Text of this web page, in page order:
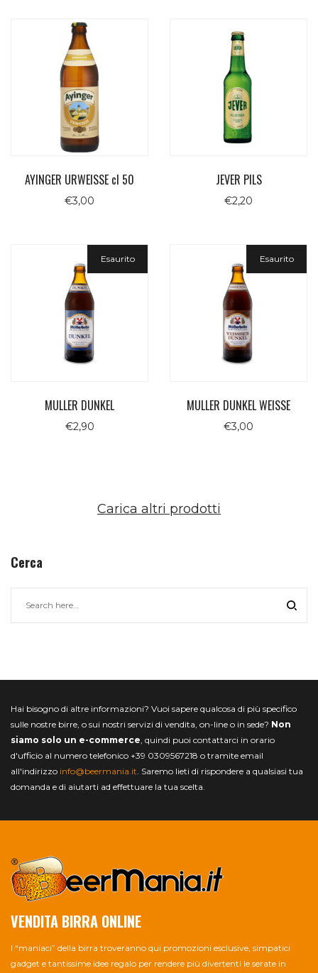
AYINGER URWEISSE cl 50
€3,00
JEVER PILS
€2,20
Esaurito
MULLER DUNKEL
€2,90
Esaurito
MULLER DUNKEL WEISSE
€3,00
Carica altri prodotti
Cerca
Hai bisogno di altre informazioni? Vuoi sapere qualcosa di più specifico
sulle nostre birre, o sui nostri servizi di vendita, on-line o in sede? Non
siamo solo un e-commerce, quindi puoi contattarci in orario
d'ufficio al numero telefonico +39 0309567218 o tramite email
all'indirizzo info@beermania.it. Saremo lieti di rispondere a qualsiasi tua
domanda e di aiutarti ad effettuare la tua scelta.
VENDITA BIRRA ONLINE
I “maniaci” della birra troveranno qui promozioni esclusive, simpatici
gadget e tantissime idee regalo per rendere più divertenti le serate in